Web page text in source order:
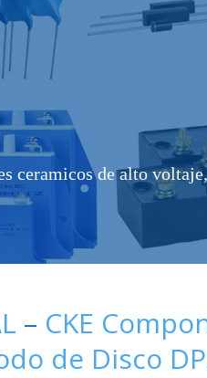
ceramicos de alto
– CKE
de Disco